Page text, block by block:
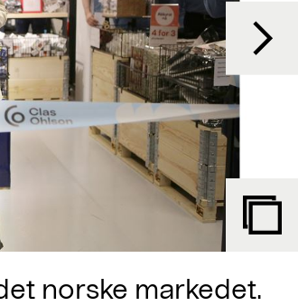
norske markedet.